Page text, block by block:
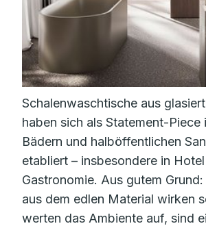
Schalenwaschtische aus
haben sich als Statement-Piece
Bädern und halböffentlichen
etabliert – insbesondere in
Gastronomie. Aus gutem
aus dem edlen Material wirken
werten das Ambiente auf, sind